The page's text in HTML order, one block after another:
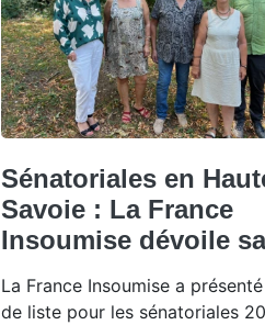
Sénatoriales en
Savoie : La France
Insoumise dévoile
La France Insoumise a
de liste pour les sénatoriales